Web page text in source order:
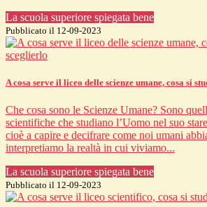
La scuola superiore spiegata bene
Pubblicato il 12-09-2023
A cosa serve il liceo delle scienze umane, cosa si
Che cosa sono le Scienze Umane? Sono
scientifiche che studiano l’Uomo nel suo
cioè a capire e decifrare come noi umani
interpretiamo la realtà in cui viviamo...
La scuola superiore spiegata bene
Pubblicato il 12-09-2023